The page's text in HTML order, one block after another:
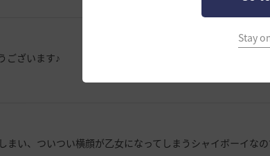
Stay
ございます♪
まい、ついつい横顔が乙女になってしまうシャイボーイな